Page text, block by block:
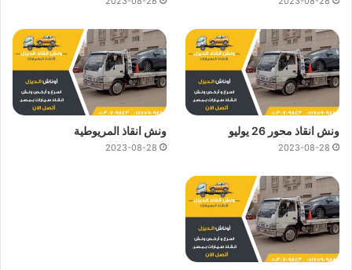
ونش انقاذ محور 26 يوليو
2023-08-28
ونش انقاذ المريوطية
2023-08-28